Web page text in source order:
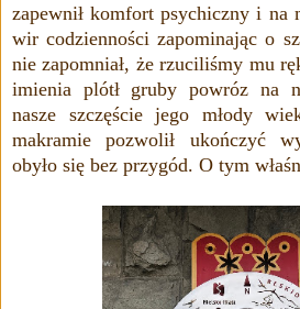
zapewnił komfort psychiczny i na
wir codzienności zapominając o
nie zapomniał, że rzuciliśmy mu
imienia plótł gruby powróz na
nasze szczęście jego młody
makramie pozwolił ukończyć
obyło się bez przygód. O tym